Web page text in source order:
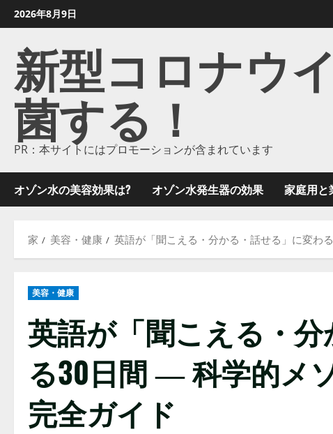
ン
2026年8月9日
新型コロナウ
菌する！
PR：本サイトにはプロモーションが含まれています
オゾン水の美容効果は? オゾン水発生器の効果 家庭用と
家 美容・健康 英語が「聞こえる・分かる・話せる」に変わ
美容・健康
英語が「聞こえる・
る30日間 ― 科学的メ
完全ガイド